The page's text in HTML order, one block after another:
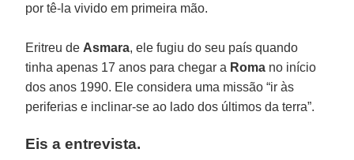
por tê-la vivido em primeira mão.
Eritreu de Asmara, ele fugiu do seu país quando
tinha apenas 17 anos para chegar a Roma no início
dos anos 1990. Ele considera uma missão “ir às
periferias e inclinar-se ao lado dos últimos da terra”.
Eis a entrevista.